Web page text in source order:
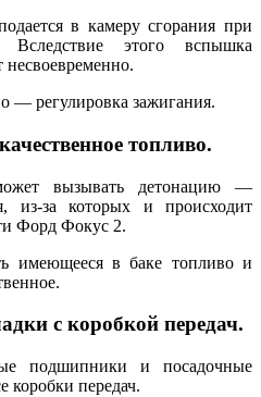
в камеру сгорания при
Вследствие этого вспышка
— регулировка зажигания.
топливо.
вызывать детонацию —
из-за которых и происходит
Форд Фокус 2.
имеющееся в баке топливо и
с коробкой передач.
подшипники и посадочные
коробки передач.